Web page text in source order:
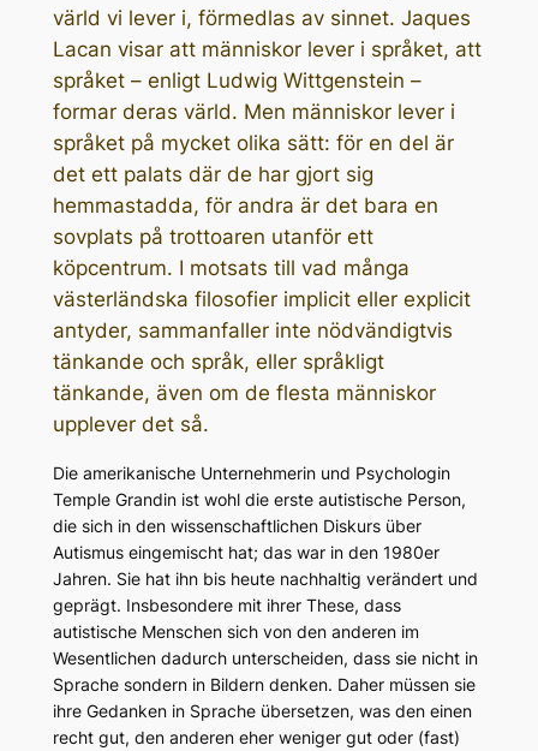
värld vi lever i, förmedlas av sinnet. Jaques
Lacan visar att människor lever i språket, att
språket – enligt Ludwig Wittgenstein –
formar deras värld. Men människor lever i
språket på mycket olika sätt: för en del är
det ett palats där de har gjort sig
hemmastadda, för andra är det bara en
sovplats på trottoaren utanför ett
köpcentrum. I motsats till vad många
västerländska filosofier implicit eller explicit
antyder, sammanfaller inte nödvändigtvis
tänkande och språk, eller språkligt
tänkande, även om de flesta människor
upplever det så.
Die amerikanische Unternehmerin und Psychologin
Temple Grandin ist wohl die erste autistische Person,
die sich in den wissenschaftlichen Diskurs über
Autismus eingemischt hat; das war in den 1980er
Jahren. Sie hat ihn bis heute nachhaltig verändert und
geprägt. Insbesondere mit ihrer These, dass
autistische Menschen sich von den anderen im
Wesentlichen dadurch unterscheiden, dass sie nicht in
Sprache sondern in Bildern denken. Daher müssen sie
ihre Gedanken in Sprache übersetzen, was den einen
recht gut, den anderen eher weniger gut oder (fast)